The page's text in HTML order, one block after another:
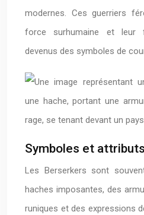
modernes. Ces guerriers
force surhumaine et leur
devenus des symboles de
Symboles et
Les Berserkers sont
haches imposantes, des
runiques et des expressions